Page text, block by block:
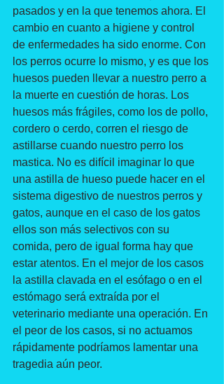
pasados y en la que tenemos ahora. El
cambio en cuanto a higiene y control
de enfermedades ha sido enorme. Con
los perros ocurre lo mismo, y es que los
huesos pueden llevar a nuestro perro a
la muerte en cuestión de horas. Los
huesos más frágiles, como los de pollo,
cordero o cerdo, corren el riesgo de
astillarse cuando nuestro perro los
mastica. No es difícil imaginar lo que
una astilla de hueso puede hacer en el
sistema digestivo de nuestros perros y
gatos, aunque en el caso de los gatos
ellos son más selectivos con su
comida, pero de igual forma hay que
estar atentos. En el mejor de los casos
la astilla clavada en el esófago o en el
estómago será extraída por el
veterinario mediante una operación. En
el peor de los casos, si no actuamos
rápidamente podríamos lamentar una
tragedia aún peor.